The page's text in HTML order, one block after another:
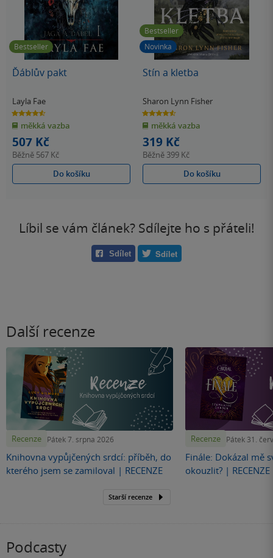
Bestseller
Ďáblův pakt
Layla Fae
4.6
z
5
hvězdiček
měkká vazba
507 Kč
Běžně 567 Kč
Do košíku
Bestseller
Novinka
Stín a kletba
Sharon Lynn Fisher
4.6
z
5
hvězdiček
měkká vazba
319 Kč
Běžně 399 Kč
Do košíku
Líbil se vám článek? Sdílejte ho s přáteli!
Sdílet Sdílet
Další recenze
Recenze Pátek 7. srpna 2026
Knihovna vypůjčených srdcí: příběh, do
kterého jsem se zamiloval | RECENZE
Recenze Pátek 31.
Finále: Dokázal mě
okouzlit? | RECENZE
Starší recenze
Podcasty